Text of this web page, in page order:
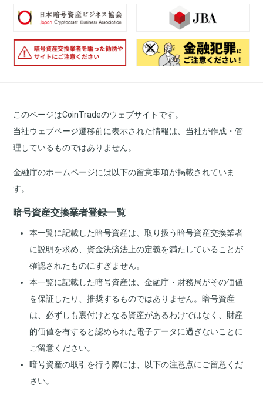
このページはCoinTradeのウェブサイトです。
当社ウェブページ遷移前に表示された情報は、当社が作成・管
理しているものではありません。
金融庁のホームページには以下の留意事項が掲載されていま
す。
暗号資産交換業者登録一覧
本一覧に記載した暗号資産は、取り扱う暗号資産交換業者
に説明を求め、資金決済法上の定義を満たしていることが
確認されたものにすぎません。
本一覧に記載した暗号資産は、金融庁・財務局がその価値
を保証したり、推奨するものではありません。暗号資産
は、必ずしも裏付けとなる資産があるわけではなく、財産
的価値を有すると認められた電子データに過ぎないことに
ご留意ください。
暗号資産の取引を行う際には、以下の注意点にご留意くだ
さい。